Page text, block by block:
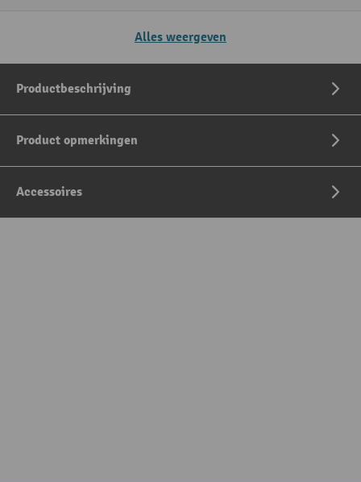
Alles weergeven
Productbeschrijving
Product opmerkingen
Accessoires